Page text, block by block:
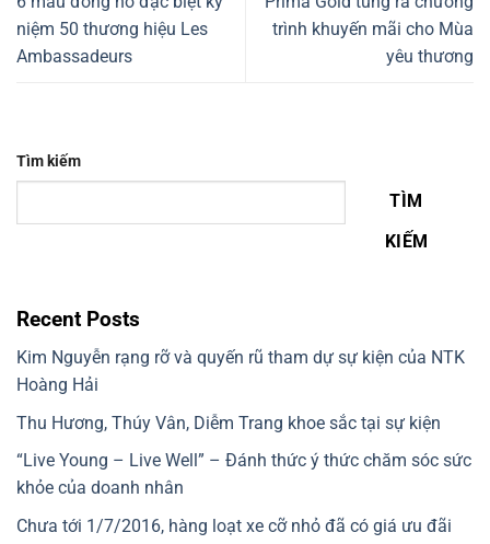
niệm 50 thương hiệu Les
Ambassadeurs
trình khuyến mãi cho Mùa
yêu thương
Tìm kiếm
TÌM
KIẾM
Recent Posts
Kim Nguyễn rạng rỡ và quyến rũ tham dự sự kiện của NTK
Hoàng Hải
Thu Hương, Thúy Vân, Diễm Trang khoe sắc tại sự kiện
“Live Young – Live Well” – Đánh thức ý thức chăm sóc sức
khỏe của doanh nhân
Chưa tới 1/7/2016, hàng loạt xe cỡ nhỏ đã có giá ưu đãi